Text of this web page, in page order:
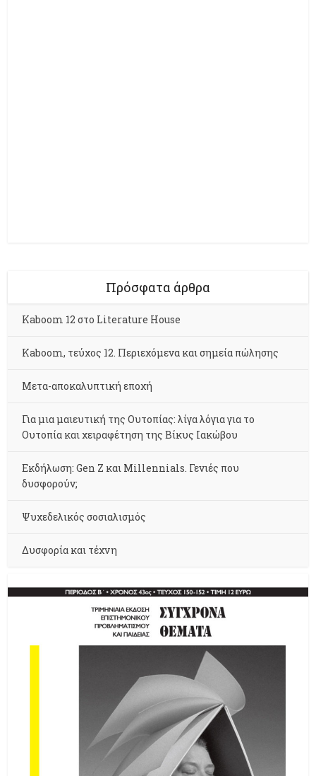
Πρόσφατα άρθρα
Kaboom 12 στο Literature House
Kaboom, τεύχος 12. Περιεχόμενα και σημεία πώλησης
Μετα-αποκαλυπτική εποχή
Για μια μαιευτική της Ουτοπίας: λίγα λόγια για το
Ουτοπία και χειραφέτηση της Βίκυς Ιακώβου
Εκδήλωση: Gen Z και Millennials. Γενιές που
δυσφορούν;
Ψυχεδελικός σοσιαλισμός
Δυσφορία και τέχνη